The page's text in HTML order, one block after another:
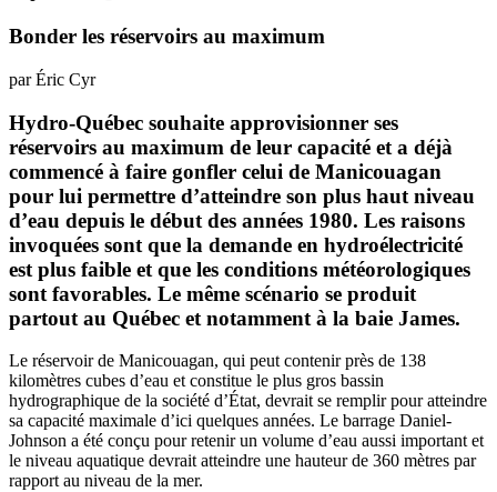
Bonder les réservoirs au maximum
par Éric Cyr
Hydro-Québec souhaite approvisionner ses
réservoirs au maximum de leur capacité et a déjà
commencé à faire gonfler celui de Manicouagan
pour lui permettre d’atteindre son plus haut niveau
d’eau depuis le début des années 1980. Les raisons
invoquées sont que la demande en hydroélectricité
est plus faible et que les conditions météorologiques
sont favorables. Le même scénario se produit
partout au Québec et notamment à la baie James.
Le réservoir de Manicouagan, qui peut contenir près de 138
kilomètres cubes d’eau et constitue le plus gros bassin
hydrographique de la société d’État, devrait se remplir pour atteindre
sa capacité maximale d’ici quelques années. Le barrage Daniel-
Johnson a été conçu pour retenir un volume d’eau aussi important et
le niveau aquatique devrait atteindre une hauteur de 360 mètres par
rapport au niveau de la mer.